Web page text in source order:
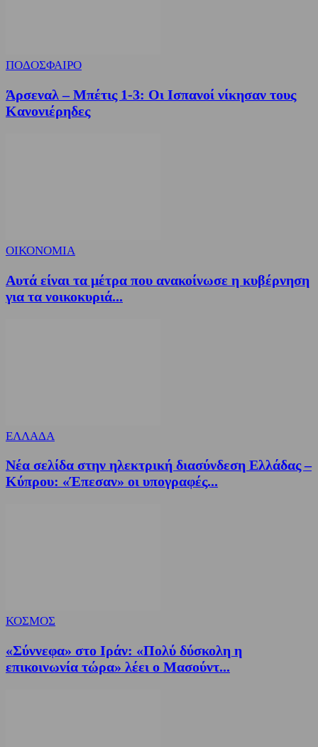
ΠΟΔΟΣΦΑΙΡΟ
Άρσεναλ – Μπέτις 1-3: Οι Ισπανοί νίκησαν τους
Κανονιέρηδες
ΟΙΚΟΝΟΜΙΑ
Αυτά είναι τα μέτρα που ανακοίνωσε η κυβέρνηση
για τα νοικοκυριά...
ΕΛΛΑΔΑ
Νέα σελίδα στην ηλεκτρική διασύνδεση Ελλάδας –
Κύπρου: «Έπεσαν» οι υπογραφές...
ΚΟΣΜΟΣ
«Σύννεφα» στο Ιράν: «Πολύ δύσκολη η
επικοινωνία τώρα» λέει ο Μασούντ...